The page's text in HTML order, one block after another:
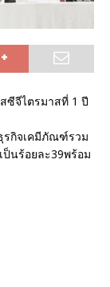
ซีจีไตรมาสที่ 1 ปี
รกิจเคมีภัณฑ์รวม
นร้อยละ39พร้อม